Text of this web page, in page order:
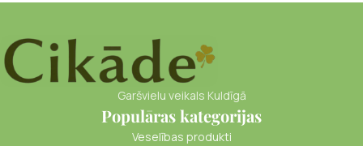
Garšvielu veikals Kuldīgā
Populāras kategorijas
Veselības produkti